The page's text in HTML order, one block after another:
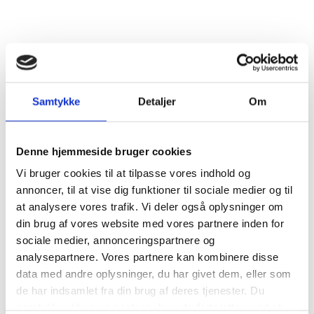
Samtykke Detaljer Om
Denne hjemmeside bruger cookies
Vi bruger cookies til at tilpasse vores indhold og
annoncer, til at vise dig funktioner til sociale medier og til
at analysere vores trafik. Vi deler også oplysninger om
din brug af vores website med vores partnere inden for
sociale medier, annonceringspartnere og
analysepartnere. Vores partnere kan kombinere disse
data med andre oplysninger, du har givet dem, eller som
de har indsamlet fra din brug af deres tjenester. Du
Generalforsamling
Ekstern Kommunikation
Årsbudget/likviditet Årsforventning
Bestyr.evaluering
Bestyrelsens Information
Bestyrelsens Kompetencer